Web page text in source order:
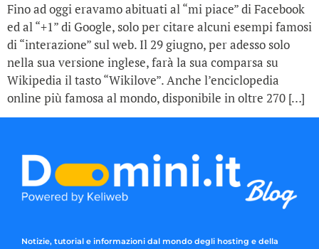
Fino ad oggi eravamo abituati al “mi piace” di Facebook
ed al “+1” di Google, solo per citare alcuni esempi famosi
di “interazione” sul web. Il 29 giugno, per adesso solo
nella sua versione inglese, farà la sua comparsa su
Wikipedia il tasto “Wikilove”. Anche l’enciclopedia
online più famosa al mondo, disponibile in oltre 270 […]
Notizie, tutorial e informazioni dal mondo degli hosting e della